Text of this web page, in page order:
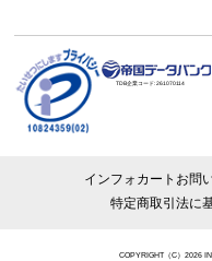
TDB企業コード:261070114
インフォカートお問
特定商取引法に
COPYRIGHT（C）2026